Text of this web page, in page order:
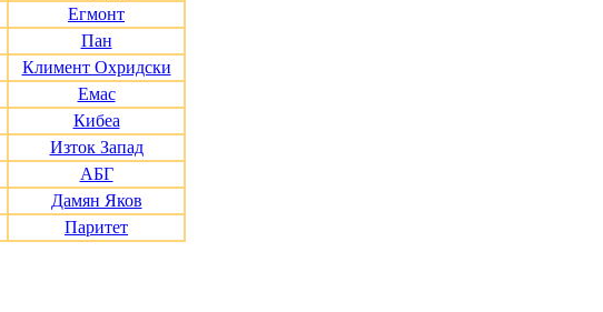
Егмонт
Пан
Климент Охридски
Емас
Кибеа
Изток Запад
АБГ
Дамян Яков
Паритет